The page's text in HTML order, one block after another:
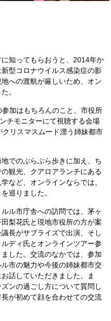
知ってもらおうと、2014年か
型コロナウイルス感染症の影
への渡航が厳しいため、オン
。
加はもちろんのこと、市役所
チモニターにて視聴する会場
リスマスムード漂う姉妹都市
でのぶらぶら歩きに加え、ち
観光、クアロアランチにある
など、オンラインならでは、
巡りました。
ル市庁舎への訪問では、茅ヶ
梨花氏と現地市役所の方が案
長がサプライズで出演、そし
ディ氏とオンラインツアー参
した。交流のなかでは、参加
市の魅力や今後の姉妹都市交
話していただきました。ま
ンの過ごし方について質問し
が初めて顔を合わせての交流